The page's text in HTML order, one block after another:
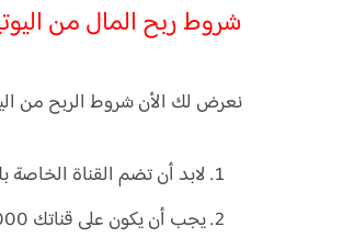
شروط ربح المال من
نعرض لك الأن شروط الربح من
لابد أن تضم القناة الخاصة بك 1000 مشترك على
يجب أن يكون على قناتك 4000 ساعة مشاهدة خلال الـ12 شهر الأخيرة.